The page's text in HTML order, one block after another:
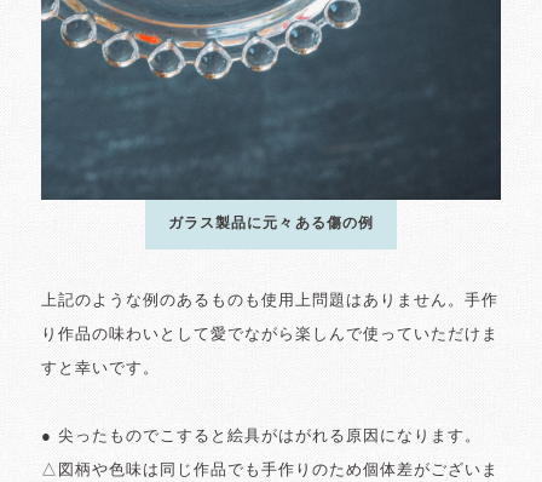
ガラス製品に元々ある傷の例
上記のような例のあるものも使用上問題はありません。手作
り作品の味わいとして愛でながら楽しんで使っていただけま
すと幸いです。
● 尖ったものでこすると絵具がはがれる原因になります。
△図柄や色味は同じ作品でも手作りのため個体差がございま